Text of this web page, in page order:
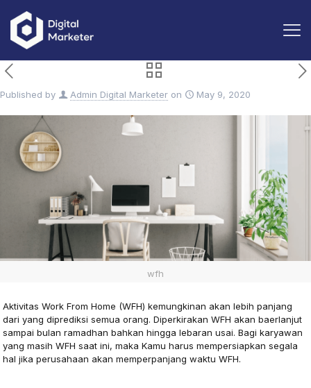
Published by Admin Digital Marketer on May 9, 2020
wfh
Aktivitas Work From Home (WFH) kemungkinan akan lebih panjang
dari yang diprediksi semua orang. Diperkirakan WFH akan baerlanjut
sampai bulan ramadhan bahkan hingga lebaran usai. Bagi karyawan
yang masih WFH saat ini, maka Kamu harus mempersiapkan segala
hal jika perusahaan akan memperpanjang waktu WFH.